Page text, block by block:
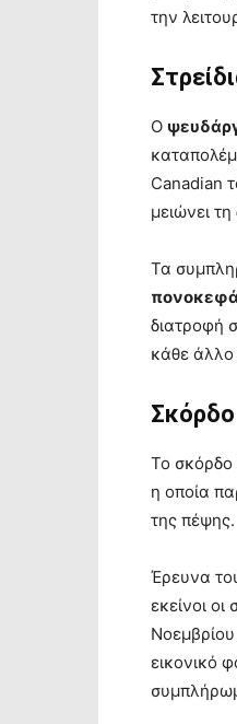
την
Ο
Canadian
μειώνει
Τα
διατροφή
κάθε άλλο
Σκόρδο
Το σκόρδο
η οποία
της πέψης.
Έρευνα
εκείνοι
εικονικό